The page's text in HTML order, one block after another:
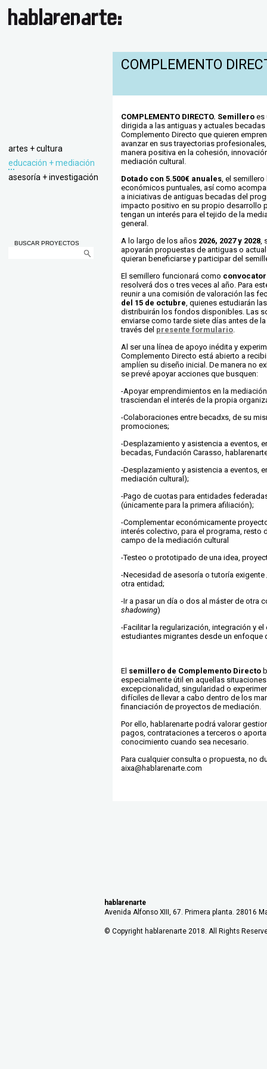
artes + cultura
educación + mediación
asesoría + investigación
BUSCAR PROYECTOS
COMPLEMENTO
COMPLEMENTO DIRECTO. Semillero es
dirigida a las antiguas y actuales
Complemento Directo que quieren
avanzar en sus trayectorias
manera positiva en la cohesión,
mediación cultural.
Dotado con 5.500€ anuales, el
económicos puntuales, así como
a iniciativas de antiguas becadas del
impacto positivo en su propio desarrollo
tengan un interés para el tejido de la
general.
A lo largo de los años 2026, 2027 y 2028,
apoyarán propuestas de antiguas o
quieran beneficiarse y participar del
El semillero funcionará como
resolverá dos o tres veces al año. Para
reunir a una comisión de valoración las
del 15 de octubre, quienes estudiarán
distribuirán los fondos disponibles. Las
enviarse como tarde siete días antes de
través del presente formulario.
Al ser una línea de apoyo inédita y
Complemento Directo está abierto a
amplíen su diseño inicial. De manera no
se prevé apoyar acciones que busquen:
-Apoyar emprendimientos en la
trasciendan el interés de la propia
-Colaboraciones entre becadxs, de su
promociones;
-Desplazamiento y asistencia a eventos,
becadas, Fundación Carasso,
-Desplazamiento y asistencia a eventos,
mediación cultural);
-Pago de cuotas para entidades
(únicamente para la primera afiliación);
-Complementar económicamente
interés colectivo, para el programa, resto
campo de la mediación cultural
-Testeo o prototipado de una idea,
-Necesidad de asesoría o tutoría exigente
otra entidad;
-Ir a pasar un día o dos al máster de otra
shadowing)
-Facilitar la regularización, integración y
estudiantes migrantes desde un enfoque
El semillero de Complemento Directo
especialmente útil en aquellas
excepcionalidad, singularidad o
difíciles de llevar a cabo dentro de los
financiación de proyectos de mediación.
Por ello, hablarenarte podrá valorar
pagos, contrataciones a terceros o
conocimiento cuando sea necesario.
Para cualquier consulta o propuesta, no
aixa@hablarenarte.com
hablarenarte
Avenida Alfonso XIII, 67. Primera planta. 28016
© Copyright hablarenarte 2018. All Rights